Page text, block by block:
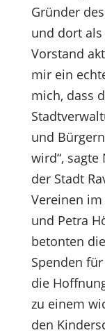
Gründer
und dort
Vorstand
mir ein
mich, dass
und
wird“,
der Stadt
Vereinen
und Petra
betonten
Spenden
die
zu einem
den